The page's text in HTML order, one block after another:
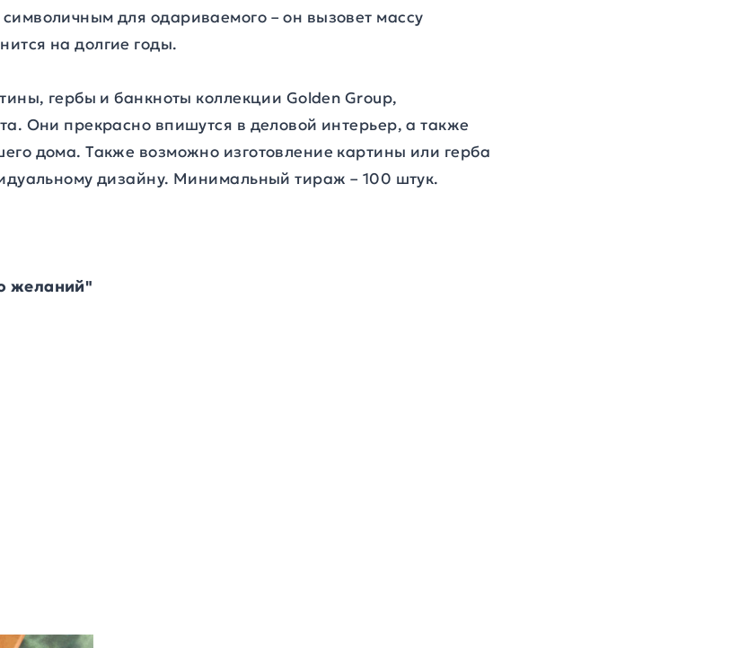
для одариваемого – он вызовет массу
на долгие годы.
гербы и банкноты коллекции Golden Group,
Они прекрасно впишутся в деловой интерьер, а также
дома. Также возможно изготовление картины или герба
дизайну. Минимальный тираж – 100 штук.
желаний"